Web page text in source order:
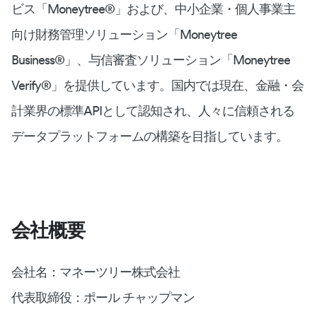
ビス「Moneytree®︎」および、中小企業・個人事業主
向け財務管理ソリューション「Moneytree
Business®︎」、与信審査ソリューション「Moneytree
Verify®︎」を提供しています。国内では現在、金融・会
計業界の標準APIとして認知され、人々に信頼される
データプラットフォームの構築を目指しています。
会社概要
会社名：マネーツリー株式会社
代表取締役：ポール チャップマン